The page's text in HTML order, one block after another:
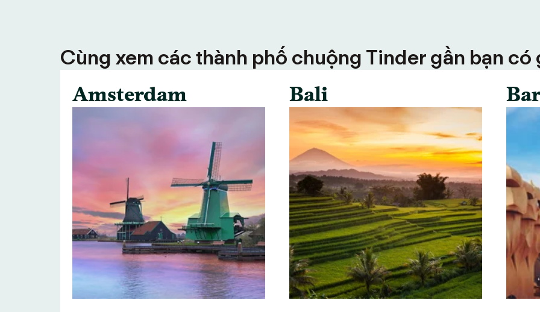
Cùng xem các thành phố chuộng Tinder gần bạn có
Amsterdam
Bali